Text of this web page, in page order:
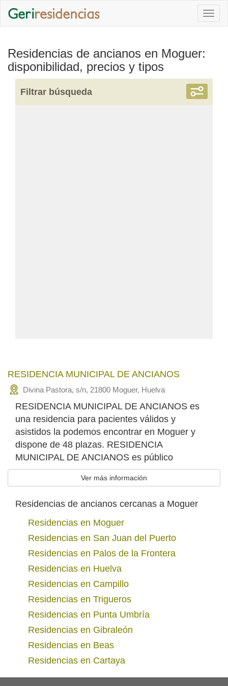
Residencias de ancianos en Moguer:
disponibilidad, precios y tipos
Filtrar búsqueda
RESIDENCIA MUNICIPAL DE ANCIANOS
Divina Pastora, s/n, 21800 Moguer, Huelva
RESIDENCIA MUNICIPAL DE ANCIANOS es
una residencia para pacientes válidos y
asistidos la podemos encontrar en Moguer y
dispone de 48 plazas. RESIDENCIA
MUNICIPAL DE ANCIANOS es público
Ver más información
Residencias de ancianos cercanas a Moguer
Residencias en Moguer
Residencias en San Juan del Puerto
Residencias en Palos de la Frontera
Residencias en Huelva
Residencias en Campillo
Residencias en Trigueros
Residencias en Punta Umbría
Residencias en Gibraleón
Residencias en Beas
Residencias en Cartaya